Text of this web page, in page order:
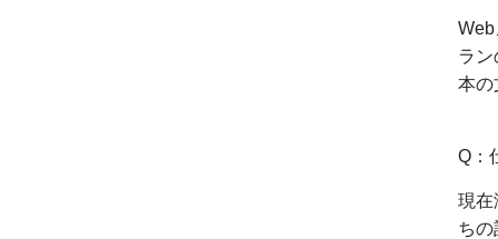
ラ
本の
Q：
現在
ち